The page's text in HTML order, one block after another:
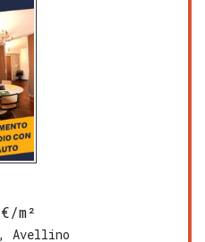
m²
Avellino